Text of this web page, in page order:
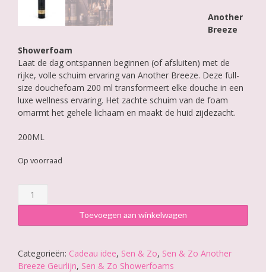
Another
Breeze
Showerfoam
Laat de dag ontspannen beginnen (of afsluiten) met de
rijke, volle schuim ervaring van Another Breeze. Deze full-
size douchefoam 200 ml transformeert elke douche in een
luxe wellness ervaring. Het zachte schuim van de foam
omarmt het gehele lichaam en maakt de huid zijdezacht.
200ML
Op voorraad
Another
Showerfoam
aantal
Toevoegen aan winkelwagen
Categorieën: Cadeau idee, Sen & Zo, Sen & Zo Another
Breeze Geurlijn, Sen & Zo Showerfoams